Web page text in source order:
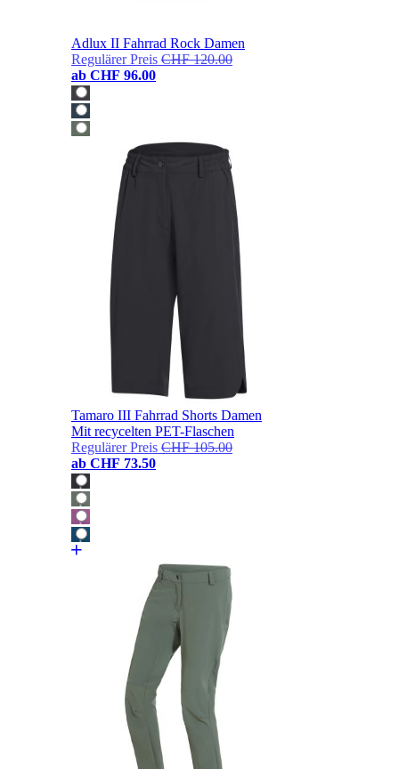
Adlux II Fahrrad Rock Damen
Regulärer Preis CHF 120.00
ab CHF 96.00
Tamaro III Fahrrad Shorts Damen
Mit recycelten PET-Flaschen
Regulärer Preis CHF 105.00
ab CHF 73.50